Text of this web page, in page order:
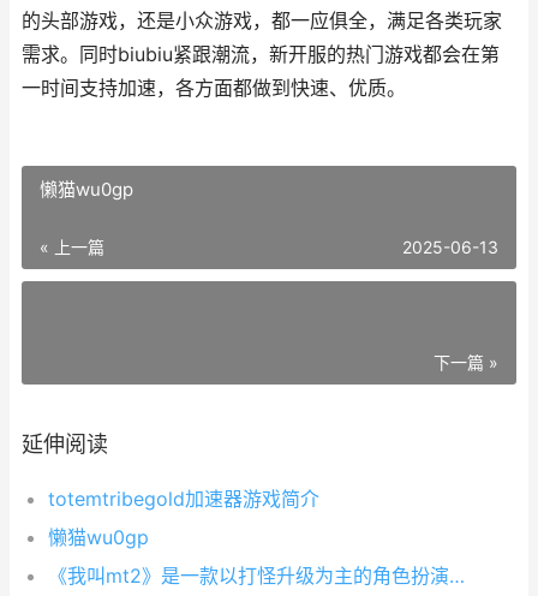
的头部游戏，还是小众游戏，都一应俱全，满足各类玩家
需求。同时biubiu紧跟潮流，新开服的热门游戏都会在第
一时间支持加速，各方面都做到快速、优质。
懒猫wu0gp
« 上一篇 2025-06-13
下一篇 »
延伸阅读
totemtribegold加速器游戏简介
懒猫wu0gp
《我叫mt2》是一款以打怪升级为主的角色扮演游戏，其中的美女英雄是游戏中最吸引人的元素之一。她们不仅外表美丽动人，更拥有强大的力量和技能，令玩家们为之倾倒。本文将带您走进《我叫mt2》这个虚拟世界，探